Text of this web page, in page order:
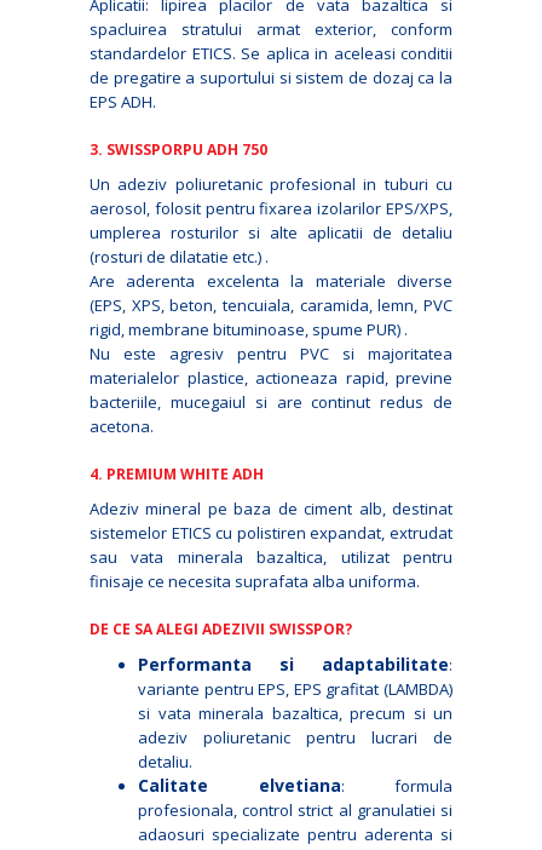
Aplicatii: lipirea placilor de vata bazaltica si
spacluirea stratului armat exterior, conform
standardelor ETICS. Se aplica in aceleasi conditii
de pregatire a suportului si sistem de dozaj ca la
EPS ADH.
3. SWISSPORPU ADH 750
Un adeziv poliuretanic profesional in tuburi cu
aerosol, folosit pentru fixarea izolarilor EPS/XPS,
umplerea rosturilor si alte aplicatii de detaliu
(rosturi de dilatatie etc.) .
Are aderenta excelenta la materiale diverse
(EPS, XPS, beton, tencuiala, caramida, lemn, PVC
rigid, membrane bituminoase, spume PUR) .
Nu este agresiv pentru PVC si majoritatea
materialelor plastice, actioneaza rapid, previne
bacteriile, mucegaiul si are continut redus de
acetona.
4. PREMIUM WHITE ADH
Adeziv mineral pe baza de ciment alb, destinat
sistemelor ETICS cu polistiren expandat, extrudat
sau vata minerala bazaltica, utilizat pentru
finisaje ce necesita suprafata alba uniforma.
DE CE SA ALEGI ADEZIVII SWISSPOR?
Performanta si adaptabilitate:
variante pentru EPS, EPS grafitat (LAMBDA)
si vata minerala bazaltica, precum si un
adeziv poliuretanic pentru lucrari de
detaliu.
Calitate elvetiana: formula
profesionala, control strict al granulatiei si
adaosuri specializate pentru aderenta si